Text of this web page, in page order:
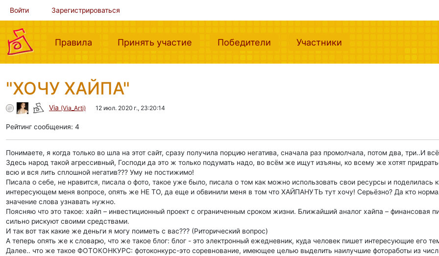
Войти Зарегистрироваться
Правила (current)Принять участие (current)Победители (current)Участники
"ХОЧУ ХАЙПА"
Via (Via_Arti) 12 июл. 2020 г., 23:20:14
Рейтинг сообщения: 4
Понимаете, я когда только во шла на этот сайт, сразу получила порцию негатива, сначала раз промолчала, потом два, три..И
Здесь народ такой агрессивный, Господи да это ж только подумать надо, во всём же ищут изъяны, ко всему же хотят
всю и вся лить сплошной негатив??? Уму не постижимо!
Писала о себе, не нравится, писала о фото, такое уже было, писала о том как можно использовать свои ресурсы и поделилась
интересующем меня вопросе, опять же НЕ ТО, да еще и обвинили меня в том что ХАЙПАНУТЬ тут хочу! Серьёзно? Да кто
значение слова узнавать нужно.
Поясняю что это такое: хайп – инвестиционный проект с ограниченным сроком жизни. Ближайший аналог хайпа – финансовая
сильно рискуют своими средствами.
И так вот так какие же деньги я могу поиметь с вас??? (Риторический вопрос)
А теперь опять же к словарю, что же такое блог: блог - это электронный ежедневник, куда человек пишет интересующие его
Далее.. что же такое ФОТОКОНКУРС: фотоконкурс-это соревнование, имеющее целью выделить наилучшие фотоработы из